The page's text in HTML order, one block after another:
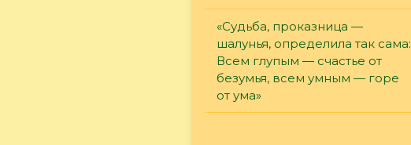
«Судьба, проказница —
шалунья, определила так сама:
Всем глупым — счастье от
безумья, всем умным — горе
от ума»